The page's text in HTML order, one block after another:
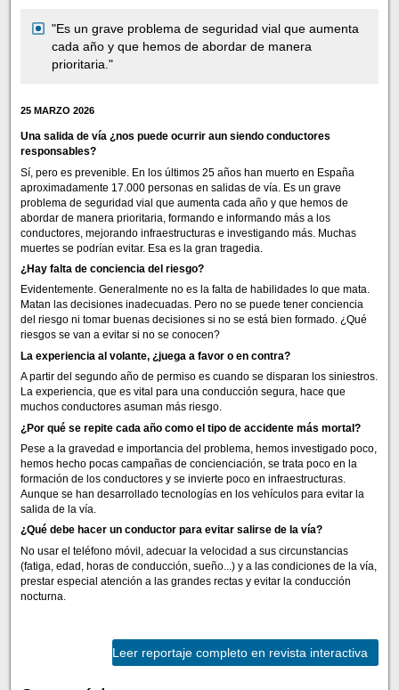
"Es un grave problema de seguridad vial que aumenta
cada año y que hemos de abordar de manera
prioritaria."
25 MARZO 2026
Una salida de vía ¿nos puede ocurrir aun siendo conductores
responsables?
Sí, pero es prevenible. En los últimos 25 años han muerto en España
aproximadamente 17.000 personas en salidas de vía. Es un grave
problema de seguridad vial que aumenta cada año y que hemos de
abordar de manera prioritaria, formando e informando más a los
conductores, mejorando infraestructuras e investigando más. Muchas
muertes se podrían evitar. Esa es la gran tragedia.
¿Hay falta de conciencia del riesgo?
Evidentemente. Generalmente no es la falta de habilidades lo que mata.
Matan las decisiones inadecuadas. Pero no se puede tener conciencia
del riesgo ni tomar buenas decisiones si no se está bien formado. ¿Qué
riesgos se van a evitar si no se conocen?
La experiencia al volante, ¿juega a favor o en contra?
A partir del segundo año de permiso es cuando se disparan los siniestros.
La experiencia, que es vital para una conducción segura, hace que
muchos conductores asuman más riesgo.
¿Por qué se repite cada año como el tipo de accidente más mortal?
Pese a la gravedad e importancia del problema, hemos investigado poco,
hemos hecho pocas campañas de concienciación, se trata poco en la
formación de los conductores y se invierte poco en infraestructuras.
Aunque se han desarrollado tecnologías en los vehículos para evitar la
salida de la vía.
¿Qué debe hacer un conductor para evitar salirse de la vía?
No usar el teléfono móvil, adecuar la velocidad a sus circunstancias
(fatiga, edad, horas de conducción, sueño...) y a las condiciones de la vía,
prestar especial atención a las grandes rectas y evitar la conducción
nocturna.
Leer reportaje completo en revista interactiva